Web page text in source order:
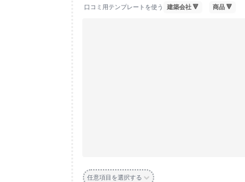
口コミ用テンプレートを使う
任意項目を選択する